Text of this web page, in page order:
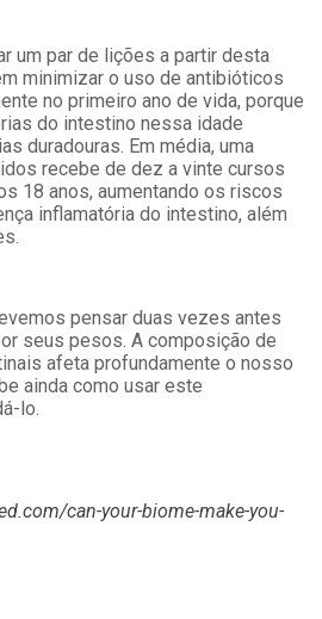
um par de lições a partir desta
minimizar o uso de antibióticos
no primeiro ano de vida, porque
do intestino nessa idade
duradouras. Em média, uma
recebe de dez a vinte cursos
18 anos, aumentando os riscos
inflamatória do intestino, além
pensar duas vezes antes
seus pesos. A composição de
afeta profundamente o nosso
ainda como usar este
lo.
can-your-biome-make-you-